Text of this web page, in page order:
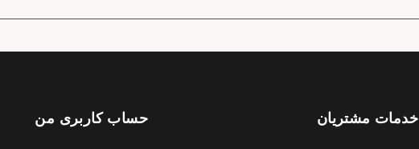
خدمات مشتریان حساب کاربری من